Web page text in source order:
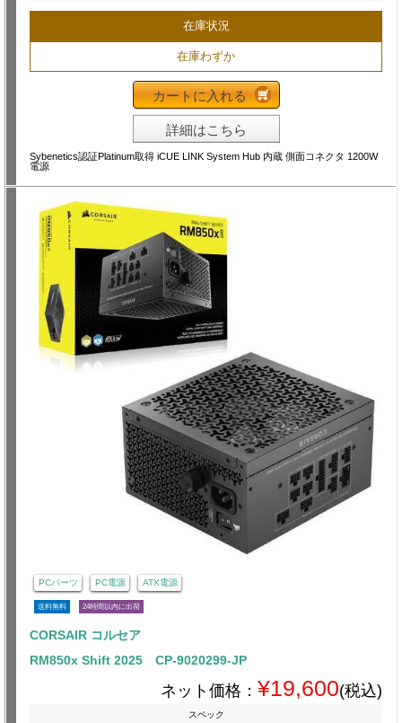
在庫状況
在庫わずか
カートに入れる
詳細はこちら
Sybenetics認証Platinum取得 iCUE LINK System Hub 内蔵 側面コネクタ 1200W
電源
PCパーツ PC電源 ATX電源
送料無料 24時間以内に出荷
CORSAIR コルセア
RM850x Shift 2025 CP-9020299-JP
ネット価格： ¥19,600(税込)
スペック